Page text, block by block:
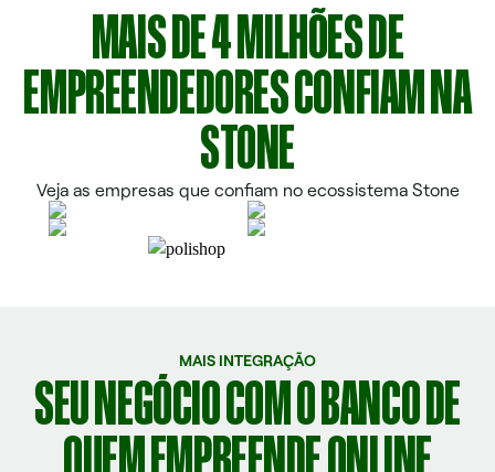
MAIS DE 4 MILHÕES DE
EMPREENDEDORES CONFIAM NA
STONE
Veja as empresas que confiam no ecossistema Stone
MAIS INTEGRAÇÃO
SEU NEGÓCIO COM O BANCO DE